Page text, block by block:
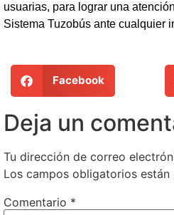
usuarias, para lograr una
Sistema Tuzobús ante cualquier
Facebook
Deja un
Tu dirección de correo
Los campos obligatorios están
Comentario *